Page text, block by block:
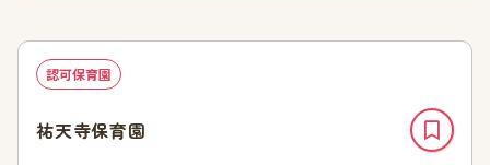
認可保育園
祐天寺保育園